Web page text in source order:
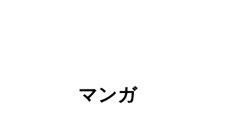
マンガ